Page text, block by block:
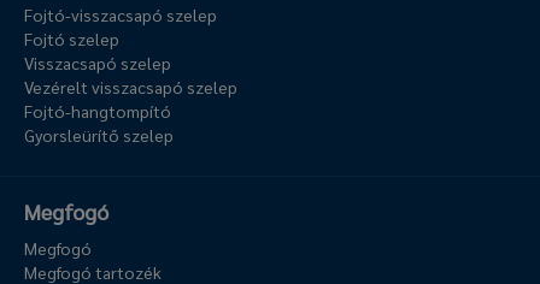
Fojtó-visszacsapó szelep
Fojtó szelep
Visszacsapó szelep
Vezérelt visszacsapó szelep
Fojtó-hangtompító
Gyorsleürítő szelep
Megfogó
Megfogó
Megfogó tartozék